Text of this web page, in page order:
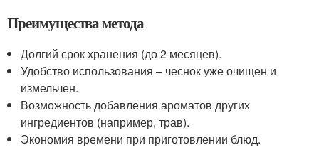
Преимущества метода
Долгий срок хранения (до 2 месяцев).
Удобство использования – чеснок уже очищен и
измельчен.
Возможность добавления ароматов других
ингредиентов (например, трав).
Экономия времени при приготовлении блюд.